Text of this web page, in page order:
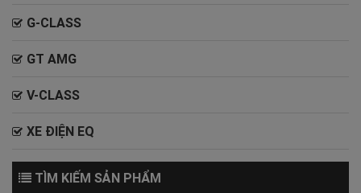
G-CLASS
GT AMG
V-CLASS
XE ĐIỆN EQ
TÌM KIẾM SẢN PHẨM